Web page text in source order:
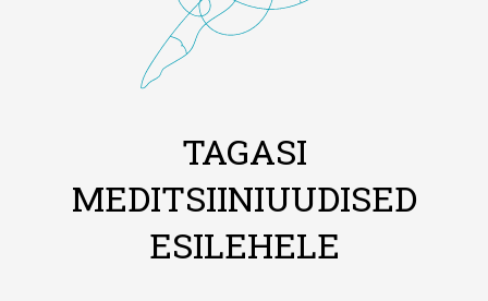
TAGASI
MEDITSIINIUUDISED
ESILEHELE